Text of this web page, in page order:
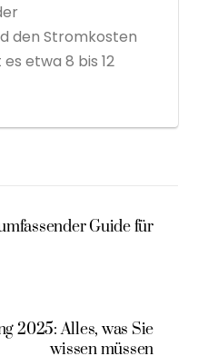
den Stromkosten
etwa 8 bis 12
Guide für
2025: Alles, was Sie
wissen müssen